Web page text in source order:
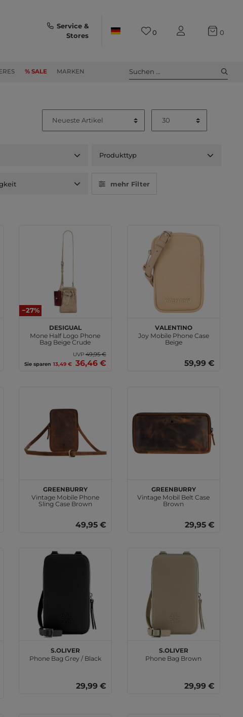
% SALE MARKEN
Service &
Stores
0 0
Suchen ...
Produkttyp
mehr Filter
−27%
Desigual
Mone Half Logo Phone
Bag Beige Crude
UVP49,95 €
36,46 €
Sie sparen 13,49 €
VALENTINO
Joy Mobile Phone Case
Beige
59,99 €
GREENBURRY
Vintage Mobile Phone
Sling Case Brown
49,95 €
GREENBURRY
Vintage Mobil Belt Case
Brown
29,95 €
s.Oliver
Phone Bag Grey / Black
29,99 €
s.Oliver
Phone Bag Brown
29,99 €